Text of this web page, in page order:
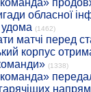
команда»
обласної
(1462)
матчі перед
корпус
(1338)
команда»